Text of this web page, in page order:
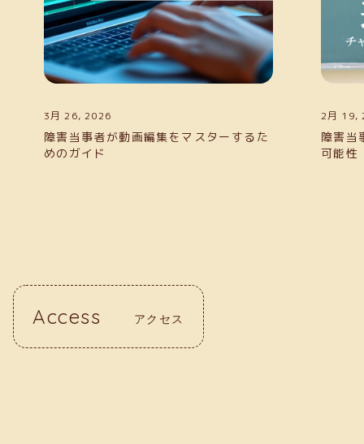
3月 26, 2026
障害当事者が動画編集をマスターするた
めのガイド
2月 19,
障害当
可能性
Access アクセス